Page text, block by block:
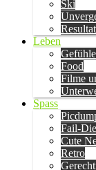
Ski
Leben
Gefühle
Food
Filme
Spass
Fail-
Cute
Retro